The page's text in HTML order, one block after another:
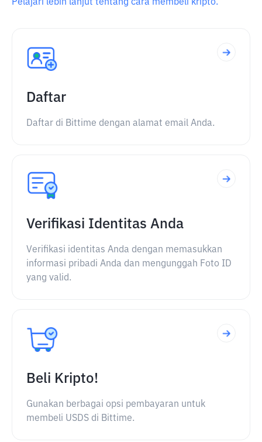
Pelajari lebih lanjut tentang cara membeli kripto.
Daftar
Daftar di Bittime dengan alamat email Anda.
Verifikasi Identitas Anda
Verifikasi identitas Anda dengan memasukkan
informasi pribadi Anda dan mengunggah Foto ID
yang valid.
Beli Kripto!
Gunakan berbagai opsi pembayaran untuk
membeli USDS di Bittime.